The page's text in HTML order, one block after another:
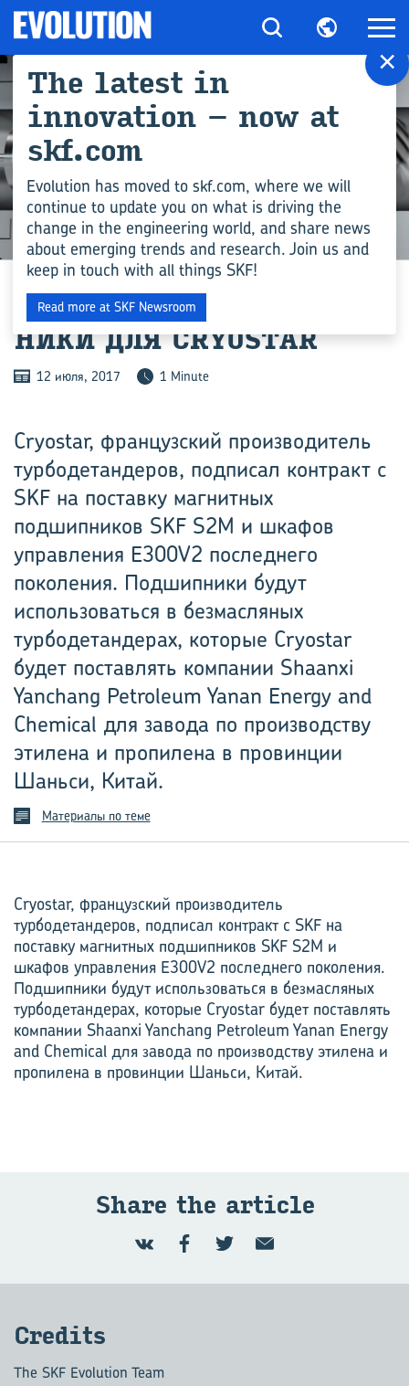
ПРОМЫШЛЕННОСТЬ
МАГ­НИТ­НЫЕ ПОД­ШИП­
НИ­КИ ДЛЯ CRYOSTAR
12 июля, 2017 1 Minute
Cryostar, французский производитель
турбодетандеров, подписал контракт с
SKF на поставку магнитных
подшипников SKF S2M и шкафов
управления E300V2 последнего
поколения. Подшипники будут
использоваться в безмасляных
турбодетандерах, которые Cryostar
будет поставлять компании Shaanxi
Yanchang Petroleum Yanan Energy and
Chemical для завода по производству
этилена и пропилена в провинции
Шаньси, Китай.
Материалы по теме
Cryostar, французский производитель
турбодетандеров, подписал контракт с SKF на
поставку магнитных подшипников SKF S2M и
шкафов управления E300V2 последнего поколения.
Подшипники будут использоваться в безмасляных
турбодетандерах, которые Cryostar будет поставлять
компании Shaanxi Yanchang Petroleum Yanan Energy
and Chemical для завода по производству этилена и
пропилена в провинции Шаньси, Китай.
Share the article
Credits
The SKF Evolution Team
×
The latest in
innovation – now at
skf.com
Evolution has moved to skf.com, where we will
continue to update you on what is driving the
change in the engineering world, and share news
about emerging trends and research. Join us and
keep in touch with all things SKF!
Read more at SKF Newsroom